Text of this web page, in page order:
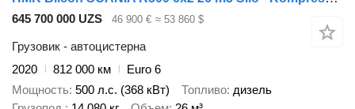
645 700 000 UZS 46 900 € ≈ 53 860 $
Грузовик - автоцистерна
2020
812 000 км
Euro 6
Мощность 500 л.с. (368 кВт) Топливо дизель